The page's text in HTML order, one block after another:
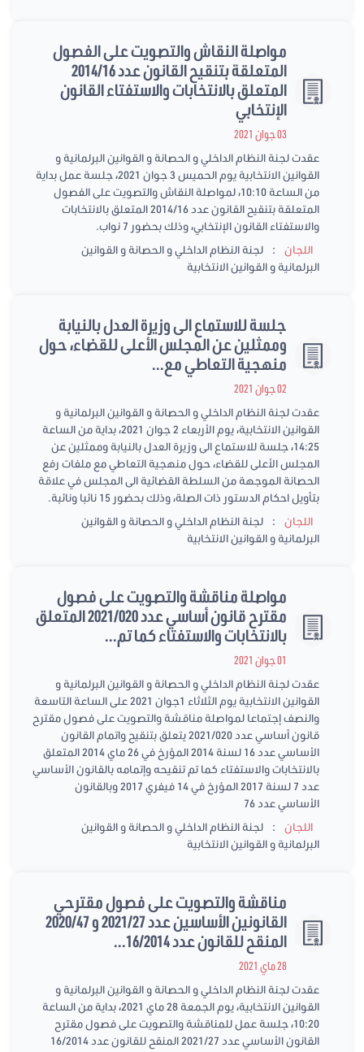
مواصلة النقاش والتصويت على الفصول
المتعلقة بتنقيح القانون عدد 2014/16
المتعلق بالانتخابات والاستفتاء القانون
الإنتخابي
عقدت لجنة النظام الداخلي و الحصانة و القوانين البرلمانية و
القوانين الانتخابية يوم الحميس 3 جوان 2021، جلسة عمل بداية
من الساعة 10:10، لمواصلة النقاش والتصويت على الفصول
المتعلقة بتنقيح القانون عدد 2014/16 المتعلق بالانتخابات
والاستفتاء القانون الإنتخابي، وذلك بحضور 7 نواب.
اللجان :
لجنة النظام الداخلي و الحصانة و القوانين
البرلمانية و القوانين الانتخابية
جلسة للاستماع الى وزيرة العدل بالنيابة
وممثلين عن المجلس الأعلى للقضاء، حول
منهجية التعاطي مع...
عقدت لجنة النظام الداخلي و الحصانة و القوانين البرلمانية و
القوانين الانتخابية، يوم الأربعاء 2 جوان 2021، بداية من الساعة
14:25، جلسة للاستماع الى وزيرة العدل بالنيابة وممثلين عن
المجلس الأعلى للقضاء، حول منهجية التعاطي مع ملفات رفع
الحصانة الموجهة من السلطة القضائية الى المجلس في علاقة
بتأويل احكام الدستور ذات الصلة، وذلك بحضور 15 نائبا ونائبة.
اللجان :
لجنة النظام الداخلي و الحصانة و القوانين
البرلمانية و القوانين الانتخابية
مواصلة مناقشة والتصويت على فصول
مقترح قانون أساسي عدد 2021/020 المتعلق
بالانتخابات والاستفتاء كما تم...
عقدت لجنة النظام الداخلي و الحصانة و القوانين البرلمانية و
القوانين الانتخابية يوم الثلاثاء 1جوان 2021 على الساعة التاسعة
والنصف إجتماعا لمواصلة مناقشة والتصويت على فصول مقترح
قانون أساسي عدد 2021/020 يتعلق بتنقيح واتمام القانون
الأساسي عدد 16 لسنة 2014 المؤرخ في 26 ماي 2014 المتعلق
بالانتخابات والاستفتاء كما تم تنقيحه وإتمامه بالقانون الأساسي
عدد 7 لسنة 2017 المؤرخ في 14 فيفري 2017 وبالقانون
الأساسي عدد 76
اللجان :
لجنة النظام الداخلي و الحصانة و القوانين
البرلمانية و القوانين الانتخابية
مناقشة والتصويت على فصول مقترحي
القانونين الأساسين عدد 2021/27 و 2020/47
المنقح للقانون عدد 16/2014...
عقدت لجنة النظام الداخلي و الحصانة و القوانين البرلمانية و
القوانين الانتخابية، يوم الجمعة 28 ماي 2021، بداية من الساعة
10:20، جلسة عمل للمناقشة والتصويت على فصول مقترح
القانون الأساسي عدد 2021/27 المنقح للقانون عدد 16/2014